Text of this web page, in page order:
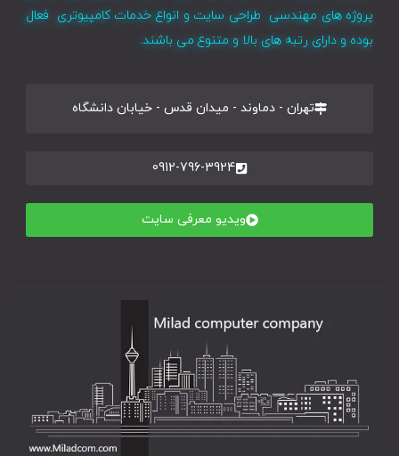
پروژه های مهندسی طراحی سایت و انواع خدمات کامپیوتری فعال
بوده و دارای رتبه های بالا و متنوع می باشند.
تهران - دماوند - میدان قدس - خیابان دانشگاه
0912-796-3924
ویدیو معرفی سایت